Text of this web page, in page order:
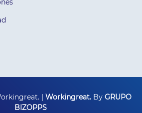
| Workingreat.By GRUPO
BIZOPPS